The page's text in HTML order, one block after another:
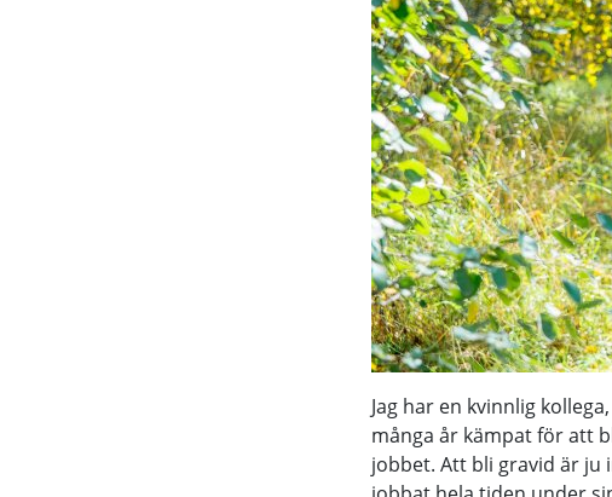
Jag har en kvinnlig
många år kämpat för att
jobbet. Att bli gravid är ju